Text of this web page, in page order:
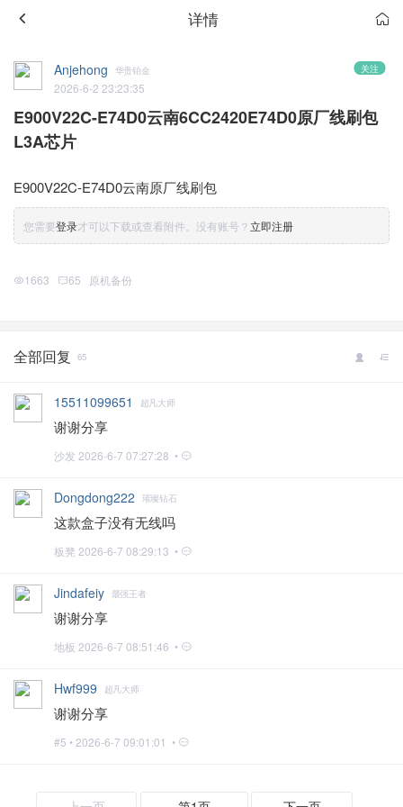
详情
关注
Anjehong 华贵铂金
2026-6-2 23:23:35
E900V22C-E74D0云南6CC2420E74D0原厂线刷包
L3A芯片
E900V22C-E74D0云南原厂线刷包
您需要登录才可以下载或查看附件。没有账号？立即注册
1663 65 原机备份
全部回复 65
15511099651 超凡大师
谢谢分享
沙发 2026-6-7 07:27:28 •
Dongdong222 璀璨钻石
这款盒子没有无线吗
板凳 2026-6-7 08:29:13 •
Jindafeiy 最强王者
谢谢分享
地板 2026-6-7 08:51:46 •
Hwf999 超凡大师
谢谢分享
#5 • 2026-6-7 09:01:01 •